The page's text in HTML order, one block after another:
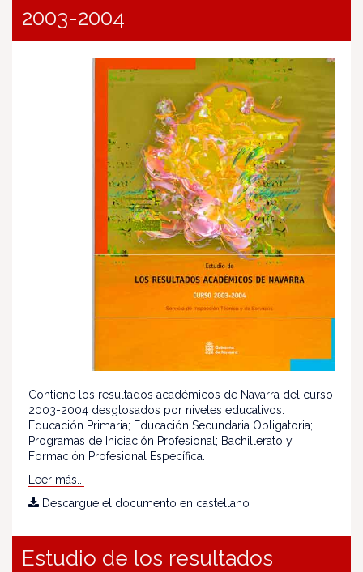
2003-2004
Contiene los resultados académicos de Navarra del curso
2003-2004 desglosados por niveles educativos:
Educación Primaria; Educación Secundaria Obligatoria;
Programas de Iniciación Profesional; Bachillerato y
Formación Profesional Específica.
Leer más...
Descargue el documento en castellano
Estudio de los resultados